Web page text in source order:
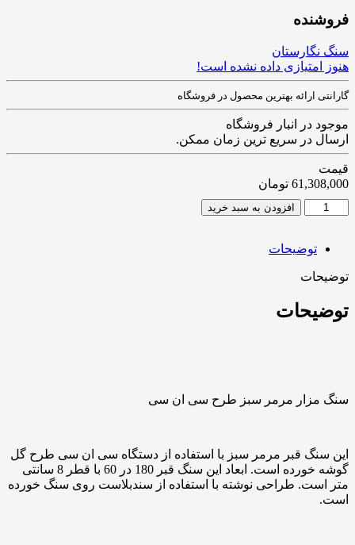
فروشنده
سنگ نگارستان
هنوز امتیازی داده نشده است!
گارانتی ارائه بهترین محصول در فروشگاه
موجود در انبار فروشگاه
ارسال در سریع ترین زمان ممکن.
قیمت
61,308,000 تومان
افزودن به سبد خرید
توضیحات
توضیحات
توضیحات
سنگ مزار مرمر سبز طرح سی ان سی
این سنگ قبر مرمر سبز با استفاده از دستگاه سی ان سی طرح گل
گوشه خورده است. ابعاد این سنگ قبر 180 در 60 با قطر 8 سانتی
متر است. طراحی نوشته با استفاده از سندبلاست روی سنگ خورده
است.